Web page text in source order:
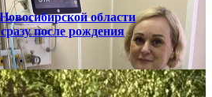
области
после рождения